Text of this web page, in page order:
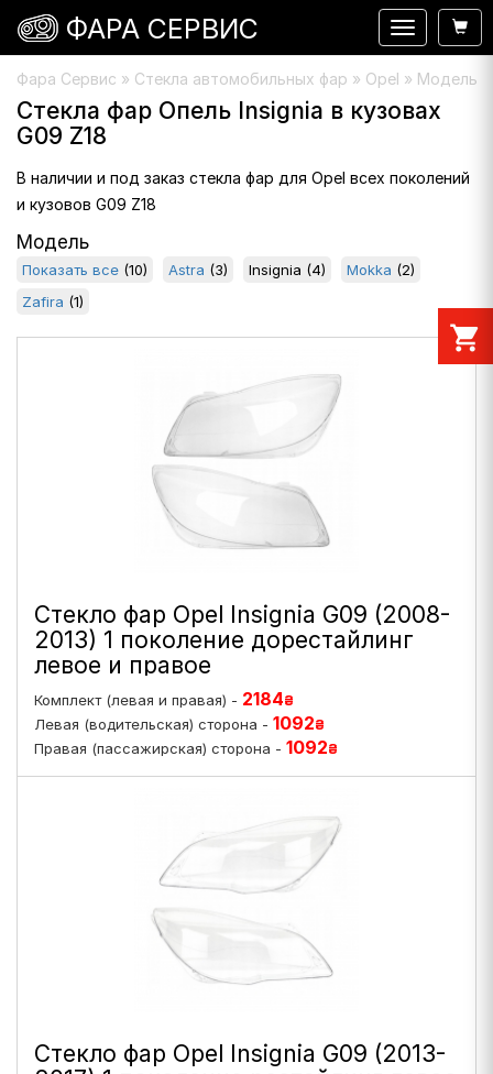
Фара Сервис » Стекла автомобильных фар » Opel » Модель :
Стекла фар Опель Insignia в кузовах
G09 Z18
В наличии и под заказ стекла фар для Opel всех поколений
и кузовов G09 Z18
Модель
Показать все (10) Astra (3) Insignia (4) Mokka (2)
Zafira (1)
Стекло фар Opel Insignia G09 (2008-
2013) 1 поколение дорестайлинг
левое и правое
Комплект (левая и правая) - 2184₴
Левая (водительская) сторона - 1092₴
Правая (пассажирская) сторона - 1092₴
Стекло фар Opel Insignia G09 (2013-
Навигация
ФАРА СЕРВИС
shopping_cart